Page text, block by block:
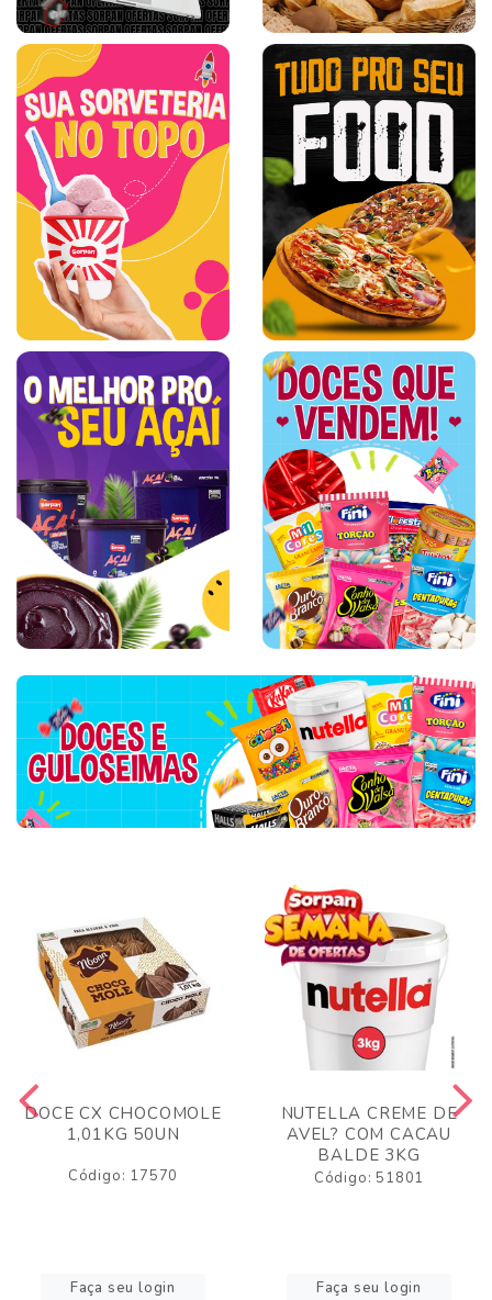
DOCE CX CHOCOMOLE
1,01KG 50UN
Código: 17570
Faça seu login
NUTELLA CREME DE
AVEL? COM CACAU
BALDE 3KG
Código: 51801
Faça seu login